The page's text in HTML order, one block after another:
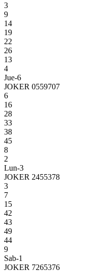
3
9
14
19
22
26
13
4
Jue-6
JOKER 0559707
6
16
28
33
38
45
8
2
Lun-3
JOKER 2455378
3
7
15
42
43
49
44
9
Sab-1
JOKER 7265376